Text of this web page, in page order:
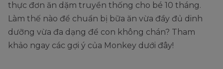
thực đơn ăn dặm truyền thống cho bé 10 tháng.
Làm thế nào để chuẩn bị bữa ăn vừa đầy đủ dinh
dưỡng vừa đa dạng để con không chán? Tham
khảo ngay các gợi ý của Monkey dưới đây!